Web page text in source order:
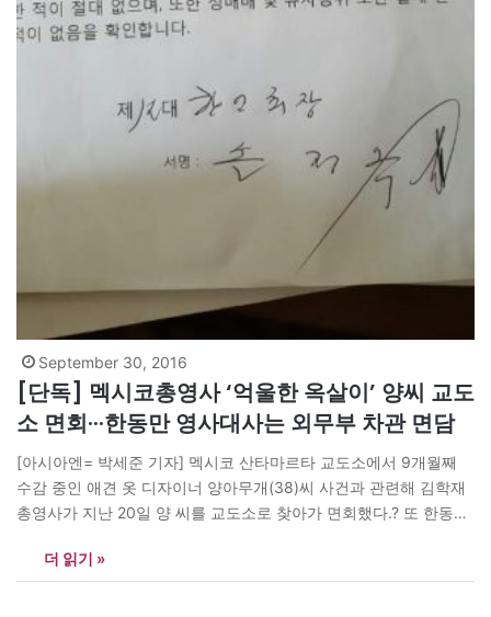
September 30, 2016
[단독] 멕시코총영사 ‘억울한 옥살이’ 양씨 교도
소 면회···한동만 영사대사는 외무부 차관 면담
[아시아엔= 박세준 기자] 멕시코 산타마르타 교도소에서 9개월째
수감 중인 애견 옷 디자이너 양아무개(38)씨 사건과 관련해 김학재
총영사가 지난 20일 양 씨를 교도소로 찾아가 면회했다.? 또 한동만
면담해 양씨의 재판이 정해진 기한 내에 공정하게 이뤄지도록 당부
한 것으로 알려졌다. 이와 함께 한 대사와 함께 현지에 도착한…
더 읽기 »